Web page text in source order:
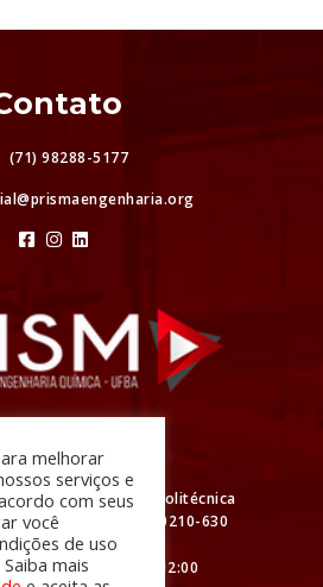
(71) 98288-5177
Novis, Nº 2 Escola Politécnica
Salvador - BA, 40210-630
à sexta das 08:00 às 12:00
melhorar
serviços e
com seus
você
de uso
mais